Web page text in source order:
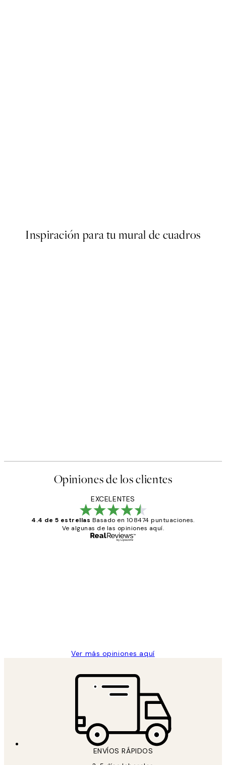
Inspiración para tu mural de cuadros
Opiniones de los clientes
EXCELENTES
4.4 de 5 estrellas Basado en 108474 puntuaciones.
Ve algunas de las opiniones aquí.
Ver más opiniones aquí
ENVÍOS RÁPIDOS